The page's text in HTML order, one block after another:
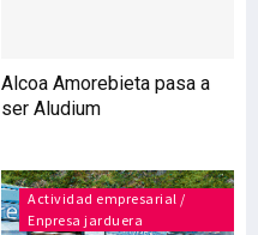
las de las bancarias
tradicionales, buscando la
financieros. Para el d
Alcoa Amorebieta pasa a
ser Aludium
Actividad empresarial /
Enpresa jarduera